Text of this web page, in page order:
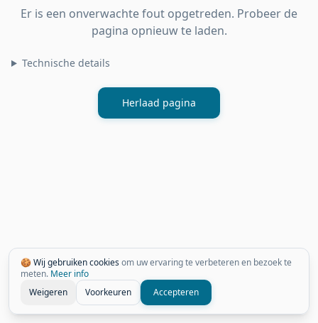
🍪 Wij gebruiken cookiesom uw ervaring te verbeteren en bezoek te
meten. Meer info
Weigeren
Voorkeuren Accepteren
Er is een onverwachte fout opgetreden. Probeer de
pagina opnieuw te laden.
Technische details
Herlaad pagina